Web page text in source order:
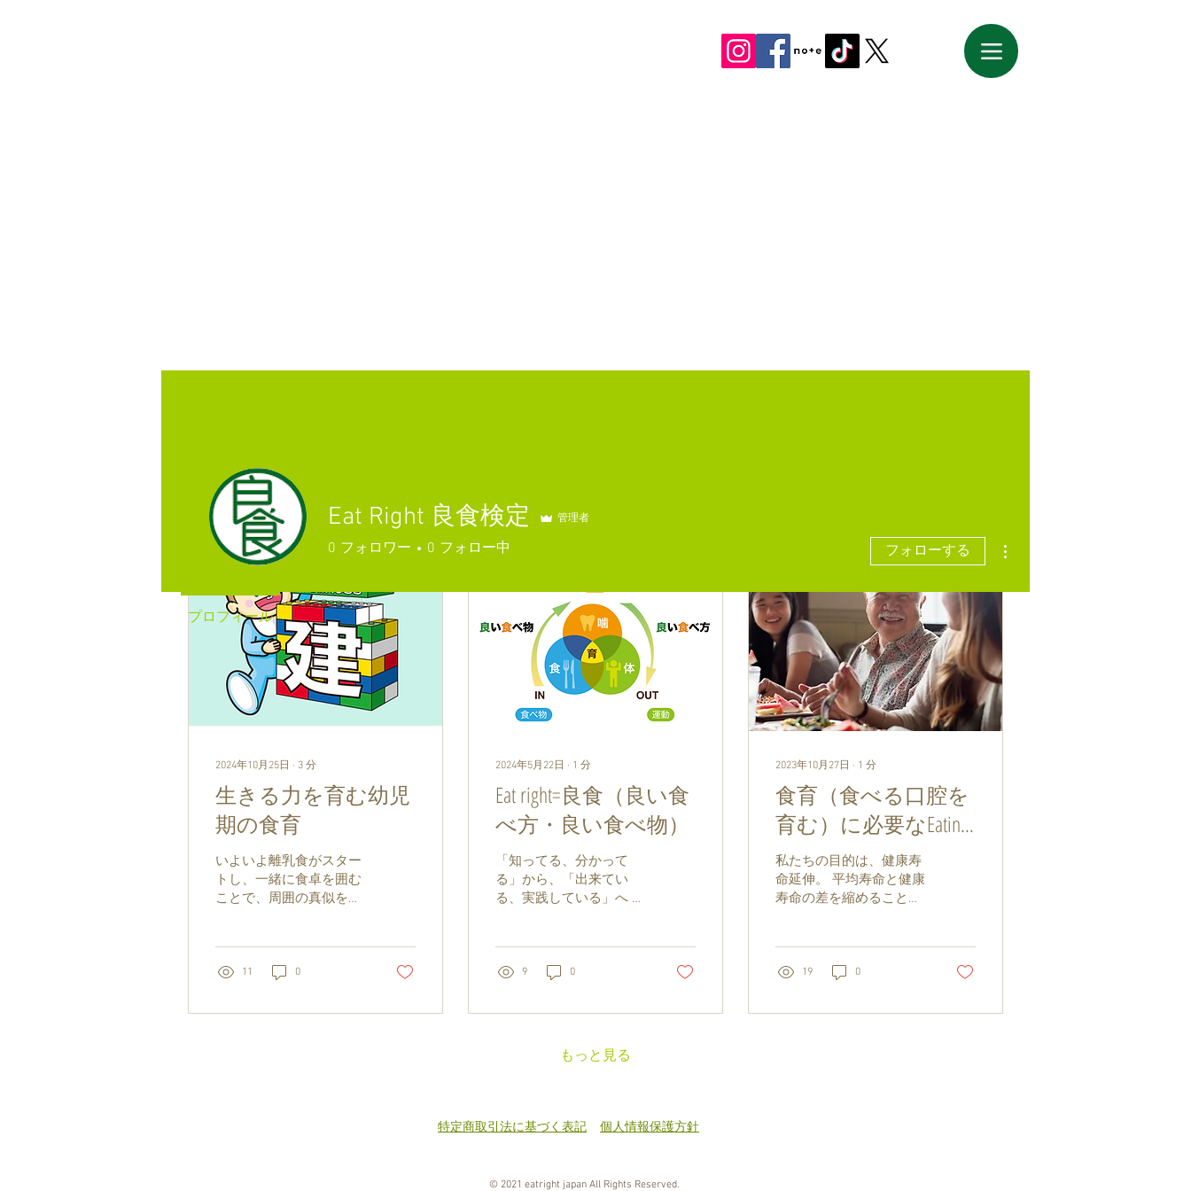
記事
2024年10月25日 ∙ 3 分
生きる力を育む幼児
期の食育
いよいよ離乳食がスター
トし、一緒に食卓を囲む
ことで、周囲の真似をし
もうとしたり。 月齢を追
で!」と、自分でやりたが
11 0
2024年5月22日 ∙ 1 分
Eat right=良食（良い食
べ方・良い食べ物）
「知ってる、分かって
る」から、「出来てい
る、実践している」へ 車
(よい食べ方)と知識(自分
力)が必要です。 知識は
いているでしょうか？...
9 0
2023年10月27日 ∙ 1 分
食育（食べる口腔を
育む）に必要なEating
education
私たちの目的は、健康寿
命延伸。 平均寿命と健康
寿命の差を縮めること。
を育むことが重要です。
す！全ての世代の目標で
19 0
もっと見る
Eat Right 良食検定 管理者
0 フォロワー 0 フォロー中 フォローする
プロフィール
特定商取引法に基づく表記 個人情報保護方針
© 2021 eatright japan All Rights Reserved.